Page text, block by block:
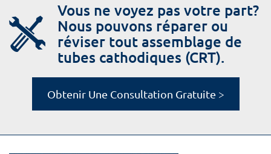
Vous ne voyez pas votre part?
Nous pouvons réparer ou
réviser tout assemblage de
tubes cathodiques (CRT).
Obtenir Une Consultation Gratuite >